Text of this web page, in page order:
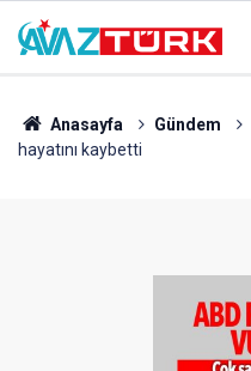
Anasayfa Gündem
hayatını kaybetti